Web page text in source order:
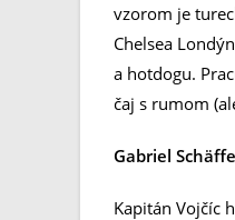
vzorom je
Chelsea
a hotdogu.
čaj s rumom
Gabriel
Kapitán Vojčíc